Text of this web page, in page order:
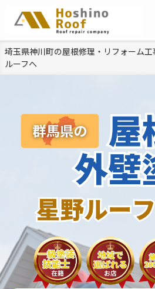
埼玉県神川町の屋根修理・リフォーム
ルーフへ